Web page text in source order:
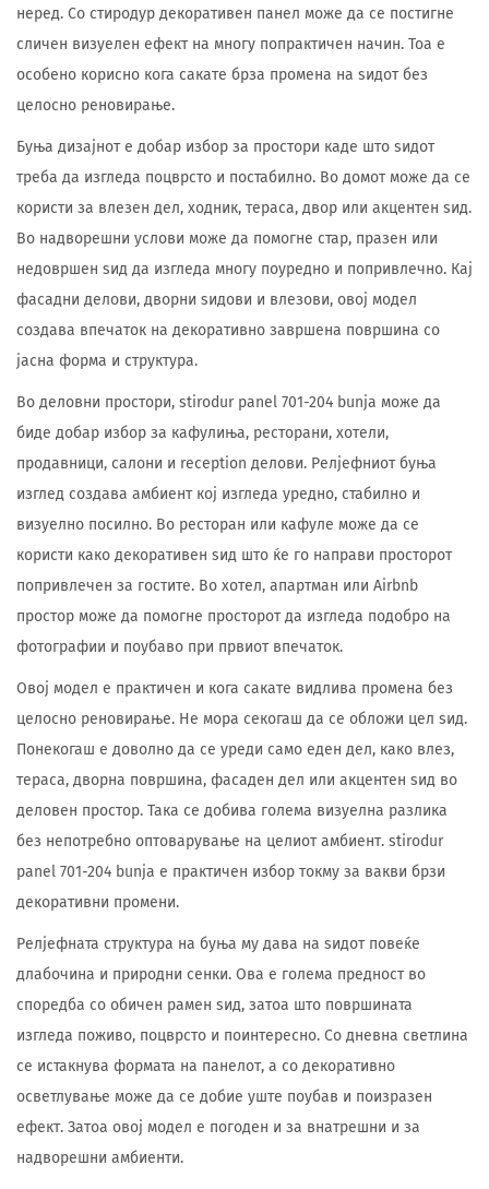
неред. Со стиродур декоративен панел може да се постигне
сличен визуелен ефект на многу попрактичен начин. Тоа е
особено корисно кога сакате брза промена на ѕидот без
целосно реновирање.
Буња дизајнот е добар избор за простори каде што ѕидот
треба да изгледа поцврсто и постабилно. Во домот може да се
користи за влезен дел, ходник, тераса, двор или акцентен ѕид.
Во надворешни услови може да помогне стар, празен или
недовршен ѕид да изгледа многу поуредно и попривлечно. Кај
фасадни делови, дворни ѕидови и влезови, овој модел
создава впечаток на декоративно завршена површина со
јасна форма и структура.
Во деловни простори, stirodur panel 701-204 bunja може да
биде добар избор за кафулиња, ресторани, хотели,
продавници, салони и reception делови. Релјефниот буња
изглед создава амбиент кој изгледа уредно, стабилно и
визуелно посилно. Во ресторан или кафуле може да се
користи како декоративен ѕид што ќе го направи просторот
попривлечен за гостите. Во хотел, апартман или Airbnb
простор може да помогне просторот да изгледа подобро на
фотографии и поубаво при првиот впечаток.
Овој модел е практичен и кога сакате видлива промена без
целосно реновирање. Не мора секогаш да се обложи цел ѕид.
Понекогаш е доволно да се уреди само еден дел, како влез,
тераса, дворна површина, фасаден дел или акцентен ѕид во
деловен простор. Така се добива голема визуелна разлика
без непотребно оптоварување на целиот амбиент. stirodur
panel 701-204 bunja е практичен избор токму за вакви брзи
декоративни промени.
Релјефната структура на буња му дава на ѕидот повеќе
длабочина и природни сенки. Ова е голема предност во
споредба со обичен рамен ѕид, затоа што површината
изгледа поживо, поцврсто и поинтересно. Со дневна светлина
се истакнува формата на панелот, а со декоративно
осветлување може да се добие уште поубав и поизразен
ефект. Затоа овој модел е погоден и за внатрешни и за
надворешни амбиенти.